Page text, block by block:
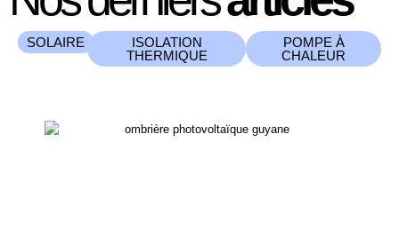
SOLAIRE
ISOLATION
THERMIQUE
POMPE À
CHALEUR